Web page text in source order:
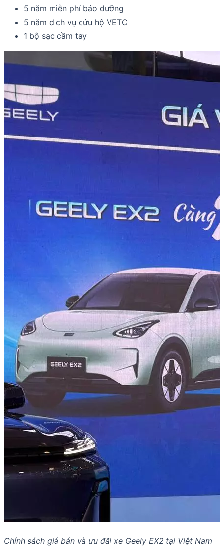
5 năm miễn phí bảo dưỡng
5 năm dịch vụ cứu hộ VETC
1 bộ sạc cầm tay
Chính sách giá bán và ưu đãi xe Geely EX2 tại Việt Nam